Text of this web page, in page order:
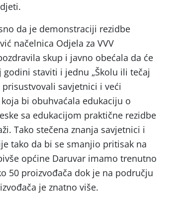
da je demonstraciji rezidbe
načelnica Odjela za VVV
skup i javno obećala da će
staviti i jednu „Školu ili tečaj
savjetnici i veći
bi obuhvaćala edukaciju o
sa edukacijom praktične rezidbe
Tako stečena znanja savjetnici i
tako da bi se smanjio pritisak na
općine Daruvar imamo trenutno
50 proizvođača dok je na području
je znatno više.